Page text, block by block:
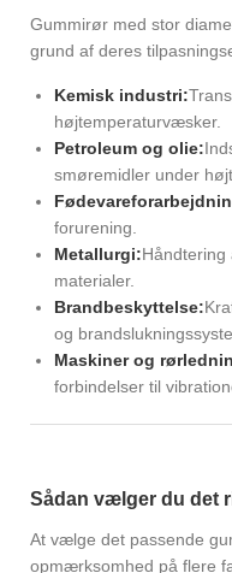
Gummirør med stor
grund af deres
Kemisk industri:
højtemperaturvæsker.
Petroleum og olie:
smøremidler under
forurening.
Metallurgi:Håndtering
materialer.
Brandbeskyttelse:
og
Maskiner og
forbindelser til
Sådan vælger du det
At vælge det passende
opmærksomhed på flere